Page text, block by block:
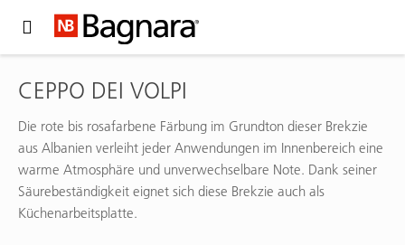
CEPPO DEI VOLPI
Die rote bis rosafarbene Färbung im Grundton dieser Brekzie
aus Albanien verleiht jeder Anwendungen im Innenbereich eine
warme Atmosphäre und unverwechselbare Note. Dank seiner
Säurebeständigkeit eignet sich diese Brekzie auch als
Küchenarbeitsplatte.